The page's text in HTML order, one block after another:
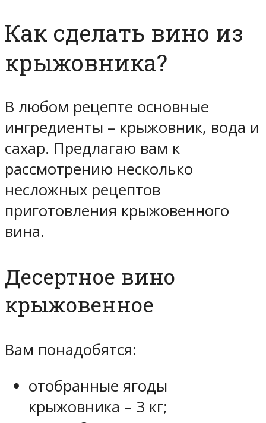
Как сделать вино из
крыжовника?
В любом рецепте основные
ингредиенты – крыжовник, вода и
сахар. Предлагаю вам к
рассмотрению несколько
несложных рецептов
приготовления крыжовенного
вина.
Десертное вино
крыжовенное
Вам понадобятся:
отобранные ягоды
крыжовника – 3 кг;